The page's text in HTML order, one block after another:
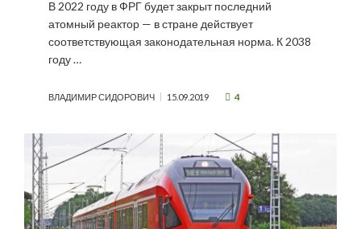
В 2022 году в ФРГ будет закрыт последний
атомный реактор — в стране действует
соответствующая законодательная норма. К 2038
году …
ВЛАДИМИР СИДОРОВИЧ 15.09.2019 4